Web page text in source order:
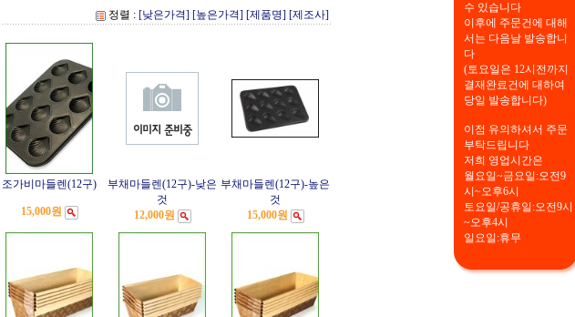
정렬 : [낮은가격] [높은가격] [제품명] [제조사]
조가비마들렌(12구)
15,000원
부채마들렌(12구)-낮은
것
12,000원
부채마들렌(12구)-높은
것
15,000원
수 있습니다
이후에 주문건에 대해
서는 다음날 발송합니
다
(토요일은 12시전까지
결재완료건에 대하여
당일 발송합니다)
이점 유의하셔서 주문
부탁드립니다
저희 영업시간은
월요일~금요일:오전9
시~오후6시
토요일/공휴일:오전9시
~오후4시
일요일:휴무